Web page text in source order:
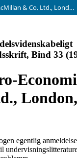
Allen, R. G. D., Macro-Economic Theory, MacMillan & Co. Ltd., London, 1967, Reprint 1968, 420 s.